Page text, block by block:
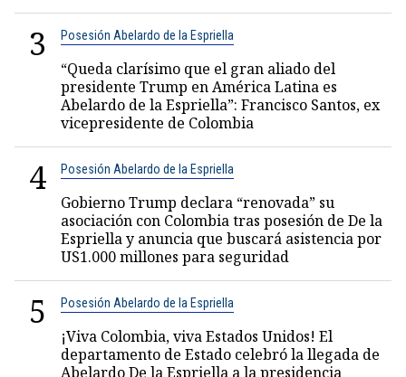
3 Posesión Abelardo de la Espriella
“Queda clarísimo que el gran aliado del
presidente Trump en América Latina es
Abelardo de la Espriella”: Francisco Santos, ex
vicepresidente de Colombia
4 Posesión Abelardo de la Espriella
Gobierno Trump declara “renovada” su
asociación con Colombia tras posesión de De la
Espriella y anuncia que buscará asistencia por
US1.000 millones para seguridad
5 Posesión Abelardo de la Espriella
¡Viva Colombia, viva Estados Unidos! El
departamento de Estado celebró la llegada de
Abelardo De la Espriella a la presidencia